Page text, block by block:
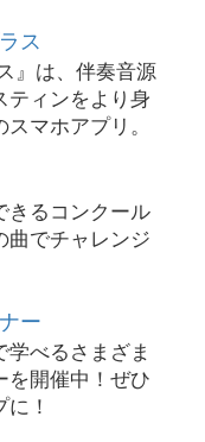
ス
』は、伴奏音源
ティンをより身
マホアプリ。
きるコンクール
曲でチャレンジ
ー
べるさまざま
を開催中！ぜひ
！